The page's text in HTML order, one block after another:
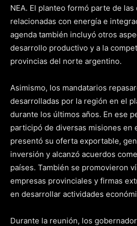
NEA. El planteo formó parte de
relacionadas con energía e
agenda también incluyó otros
desarrollo productivo y a la
provincias del norte argentino.
Asimismo, los mandatarios
desarrolladas por la región en el
durante los últimos años. En ese
participó de diversas misiones en
presentó su oferta exportable,
inversión y alcanzó acuerdos
países. También se promovieron
empresas provinciales y firmas
en desarrollar actividades
Durante la reunión, los